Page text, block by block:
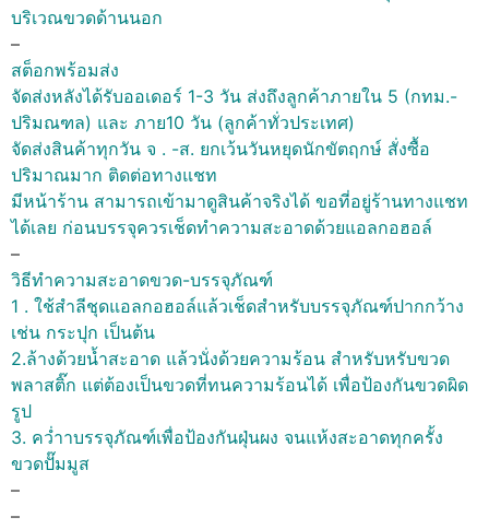
บริเวณขวดด้านนอก
–
สต็อกพร้อมส่ง
จัดส่งหลังได้รับออเดอร์ 1-3 วัน ส่งถึงลูกค้าภายใน 5 (กทม.-
ปริมณฑล) และ ภาย10 วัน (ลูกค้าทั่วประเทศ)
จัดส่งสินค้าทุกวัน จ . -ส. ยกเว้นวันหยุดนักขัตฤกษ์ สั่งซื้อ
ปริมาณมาก ติดต่อทางแชท
มีหน้าร้าน สามารถเข้ามาดูสินค้าจริงได้ ขอที่อยู่ร้านทางแชท
ได้เลย ก่อนบรรจุควรเช็ดทำความสะอาดด้วยแอลกอฮอล์
–
วิธีทำความสะอาดขวด-บรรจุภัณฑ์
1 . ใช้สำลีชุดแอลกอฮอล์แล้วเช็ดสำหรับบรรจุภัณฑ์ปากกว้าง
เช่น กระปุก เป็นต้น
2.ล้างด้วยน้ำสะอาด แล้วนั่งด้วยความร้อน สำหรับหรับขวด
พลาสติ๊ก แต่ต้องเป็นขวดที่ทนความร้อนได้ เพื่อป้องกันขวดผิด
รูป
3. คว่ำาบรรจุภัณฑ์เพื่อป้องกันฝุ่นผง จนแห้งสะอาดทุกครั้ง
ขวดปั๊มมูส
–
–